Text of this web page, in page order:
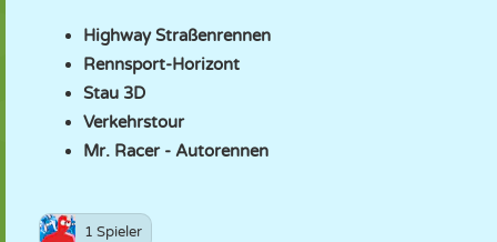
Highway Straßenrennen
Rennsport-Horizont
Stau 3D
Verkehrstour
Mr. Racer - Autorennen
1 Spieler